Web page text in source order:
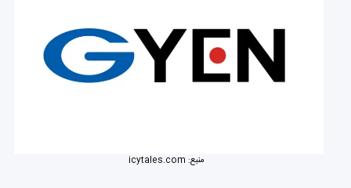
منبع: icytales.com